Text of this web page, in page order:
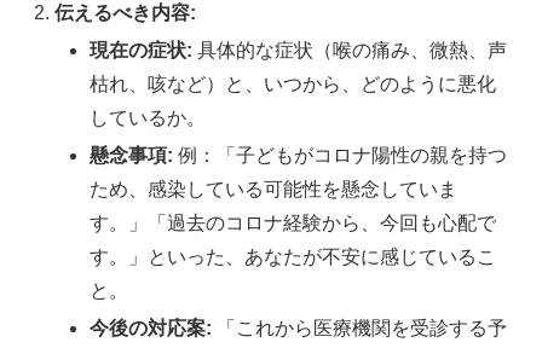
伝えるべき内容:
現在の症状: 具体的な症状（喉の痛み、微熱、声
枯れ、咳など）と、いつから、どのように悪化
しているか。
懸念事項: 例：「子どもがコロナ陽性の親を持つ
ため、感染している可能性を懸念していま
す。」「過去のコロナ経験から、今回も心配で
す。」といった、あなたが不安に感じているこ
と。
今後の対応案: 「これから医療機関を受診する予